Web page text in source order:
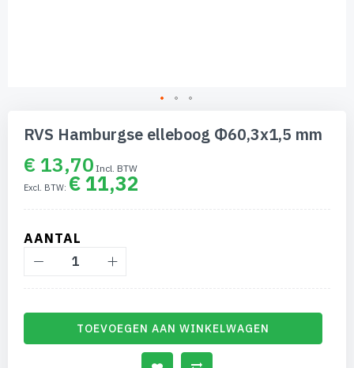
naar
begin
RVS Hamburgse elleboog Φ60,3x1,5 mm
€ 13,70
€ 11,32
AANTAL
TOEVOEGEN AAN WINKELWAGEN